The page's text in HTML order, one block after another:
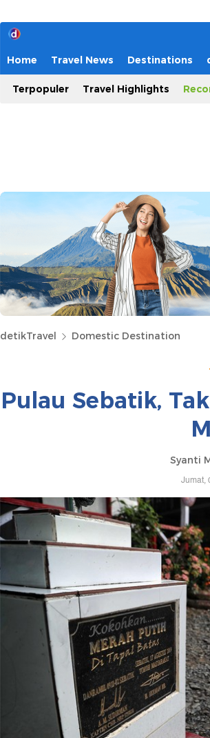
Home Travel News Destinations
Terpopuler Travel Highlights
detikTravel Domestic Destination
Pulau Sebatik,
Syanti
Jumat,